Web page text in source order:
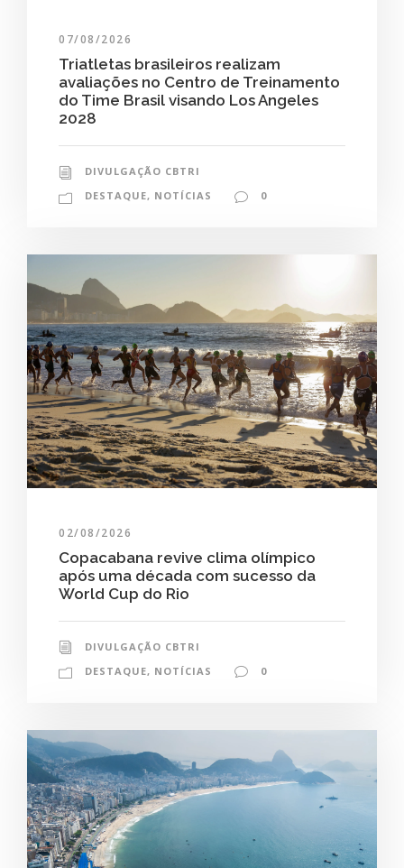
07/08/2026
Triatletas brasileiros realizam
avaliações no Centro de Treinamento
do Time Brasil visando Los Angeles
2028
DIVULGAÇÃO CBTRI
DESTAQUE, NOTÍCIAS 0
02/08/2026
Copacabana revive clima olímpico
após uma década com sucesso da
World Cup do Rio
DIVULGAÇÃO CBTRI
DESTAQUE, NOTÍCIAS 0